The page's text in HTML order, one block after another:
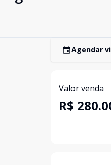
Agendar
Valor venda
R$